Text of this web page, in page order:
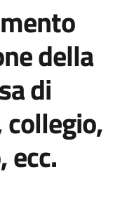
della
di